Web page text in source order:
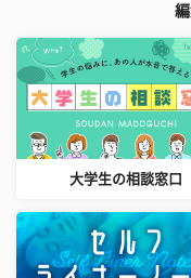
大学生の相談窓口